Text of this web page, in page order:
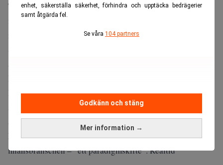
enhet, säkerställa säkerhet, förhindra och upptäcka bedrägerier
samt åtgärda fel.
Se våra 104 partners
Mer information →
Godkänn och stäng
Tekniken används nu av etablerade företag och
finansaktörer som bygger nya lösningar för den finansiella
infrastrukturen. I dag domineras marknaden av bolag som
anställda.
De vilda åren med snabba spekulationer är över.
Investeringarna har blivit färre men större, och kapitalet
söker sig i högre grad till bolag med tydliga
affärsmodeller.
Läs mer:EU:s nya kryptoregler kan förändra
finansbranschen – ”ett paradigmskifte”. Realtid